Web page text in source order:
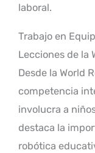
laboral.
Trabajo en
Lecciones de la
Desde la World
competencia
involucra a
destaca la
robótica